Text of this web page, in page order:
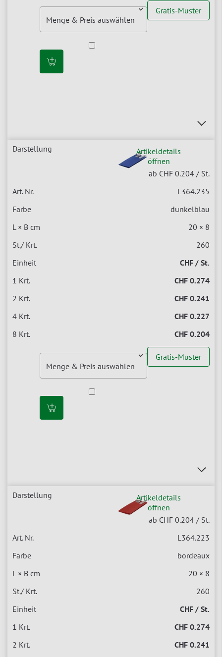
Gratis-Muster
Artikeldetails
öffnen
ab CHF 0.204 / St.
L364.235
dunkelblau
20 × 8
260
CHF / St.
CHF 0.274
CHF 0.241
CHF 0.227
CHF 0.204
Gratis-Muster
Artikeldetails
öffnen
ab CHF 0.204 / St.
L364.223
bordeaux
20 × 8
260
CHF / St.
CHF 0.274
CHF 0.241